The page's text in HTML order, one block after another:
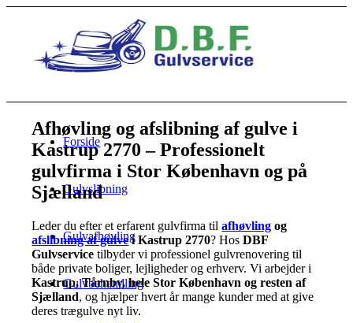
Forside
Gulvslibning
Gulvafhøvling
Gulvbehandling
Afhøvling og afslibning af gulve i
Kastrup 2770 – Professionelt
gulvfirma i Stor København og på
Sjælland
Leder du efter et erfarent gulvfirma tilafhøvling og
afslibning af gulvei Kastrup 2770? HosDBF
Gulvservice tilbyder vi professionel gulvrenovering til
både private boliger, lejligheder og erhverv. Vi arbejder i
Kastrup, Tårnby, hele Stor København og resten af
Sjælland, og hjælper hvert år mange kunder med at give
deres trægulve nyt liv.